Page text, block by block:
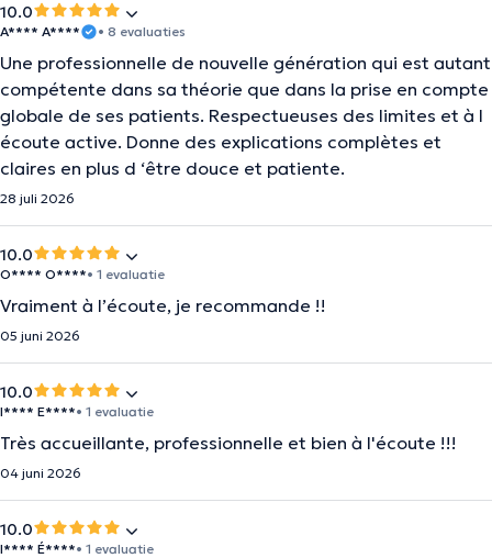
10.0
A**** A**** • 8 evaluaties
Une professionnelle de nouvelle génération qui est autant
compétente dans sa théorie que dans la prise en compte
globale de ses patients. Respectueuses des limites et à l
écoute active. Donne des explications complètes et
claires en plus d ‘être douce et patiente.
28 juli 2026
10.0
O**** O****• 1 evaluatie
Vraiment à l’écoute, je recommande !!
05 juni 2026
10.0
I**** E****• 1 evaluatie
Très accueillante, professionnelle et bien à l'écoute !!!
04 juni 2026
10.0
I**** É****• 1 evaluatie